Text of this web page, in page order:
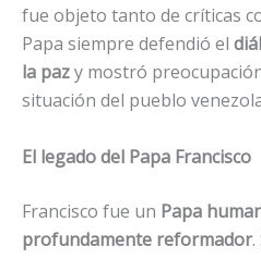
fue objeto tanto de críticas
Papa siempre defendió el
la pazy mostró
situación del pueblo
El legado del Papa Francisco
Francisco fue un Papa
profundamente reformador